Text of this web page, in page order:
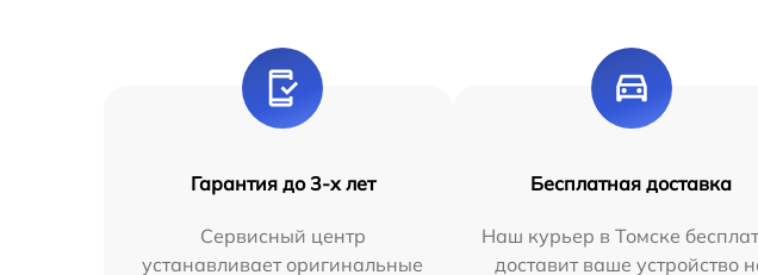
Гарантия до 3-х лет
Сервисный центр
устанавливает оригинальные
Бесплатная доставка
Наш курьер в Томске
доставит ваше устройство